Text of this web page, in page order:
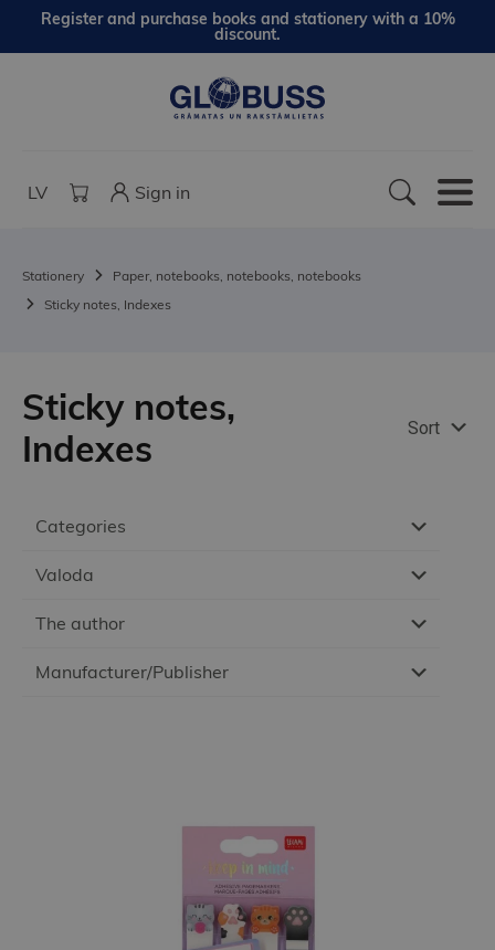
Register and purchase books and stationery with a 10%
discount.
LV Sign in
Stationery
Paper, notebooks, notebooks, notebooks
Sticky notes, Indexes
Categories
Valoda
The author
Manufacturer/Publisher
Sticky notes,
Indexes
Sort